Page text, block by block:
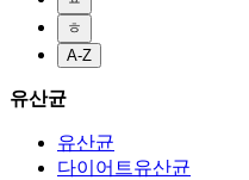
ㅎ
A-Z
유산균
유산균
다이어트유산균